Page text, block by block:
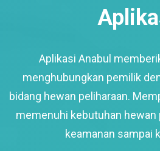
Aplikasi Anabul
menghubungkan pemilik
bidang hewan peliharaan.
memenuhi kebutuhan hewan
keamanan sampai